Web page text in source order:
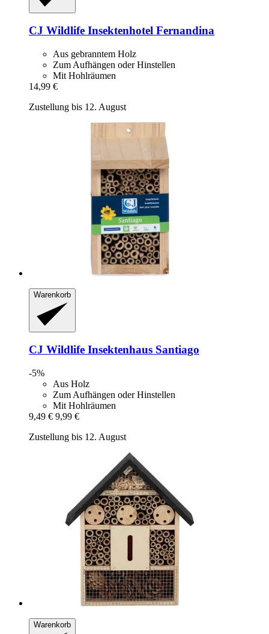
CJ Wildlife Insektenhotel Fernandina
Aus gebranntem Holz
Zum Aufhängen oder Hinstellen
Mit Hohlräumen
14,99 €
Zustellung bis 12. August
Warenkorb
CJ Wildlife Insektenhaus Santiago
-5%
Aus Holz
Zum Aufhängen oder Hinstellen
Mit Hohlräumen
9,49 € 9,99 €
Zustellung bis 12. August
Warenkorb